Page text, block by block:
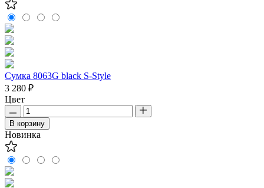
Сумка 8063G black S-Style
3 280 ₽
Цвет
В корзину
Новинка